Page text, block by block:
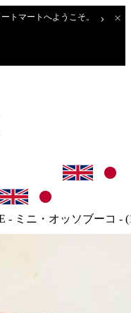
トマートへようこそ。 › ×
- ミニ・オッソブーコ -